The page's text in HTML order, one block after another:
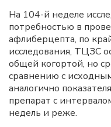
На 104-й неделе
потребностью в
афлиберцепта, по
исследования, ТЦЗС
общей когортой, но
сравнению с
аналогично
препарат с
недель и реже.